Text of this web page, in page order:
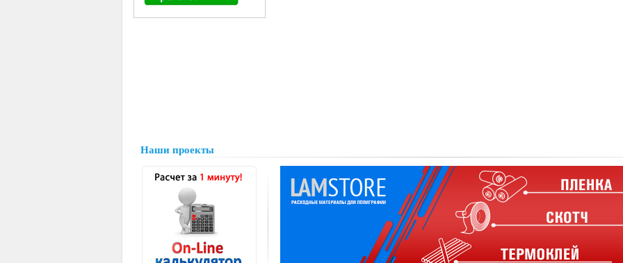
Наши проекты